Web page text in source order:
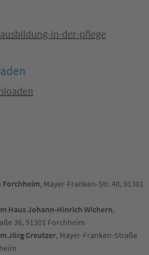
in-der-pflege
, Mayer-Franken-Str. 40, 91301
Haus Johann-Hinrich Wichern,
36, 91301 Forchheim
Jörg Creutzer, Mayer-Franken-Straße